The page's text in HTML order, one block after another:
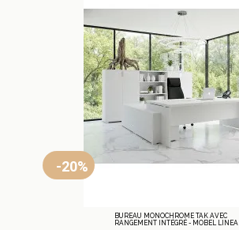
-20%
BUREAU MONOCHROME TAK AVEC
RANGEMENT INTÉGRÉ - MOBEL LINEA